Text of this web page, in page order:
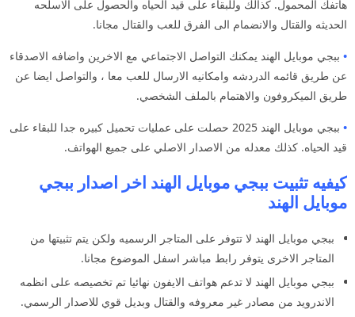
هاتفك المحمول. كذالك وللبقاء على قيد الحياه والحصول على الاسلحه
الحديثه والقتال والانضمام الى الفرق للعب والقتال مجانا.
• ببجي موبايل الهند يمكنك التواصل الاجتماعي مع الاخرين واضافه الاصدقاء
عن طريق قائمه الدردشه وامكانيه الارسال للعب معا ، والتواصل ايضا عن
طريق الميكروفون والاهتمام بالملف الشخصي.
•
ببجي موبايل الهند 2025 حصلت على عمليات تحميل كبيره جدا للبقاء على
قيد الحياه. كذلك معدله من الاصدار الاصلي على جميع الهواتف.
كيفيه تثبيت ببجي موبايل الهند اخر اصدار ببجي
موبايل الهند
ببجي موبايل الهند لا تتوفر على المتاجر الرسميه ولكن يتم تثبيتها من
المتاجر الاخرى يتوفر رابط مباشر اسفل الموضوع مجانا.
ببجي موبايل الهند لا تدعم هواتف الايفون نهائيا تم تخصيصه على انظمه
الاندرويد من مصادر غير معروفه والقتال وبديل قوي للاصدار الرسمي.